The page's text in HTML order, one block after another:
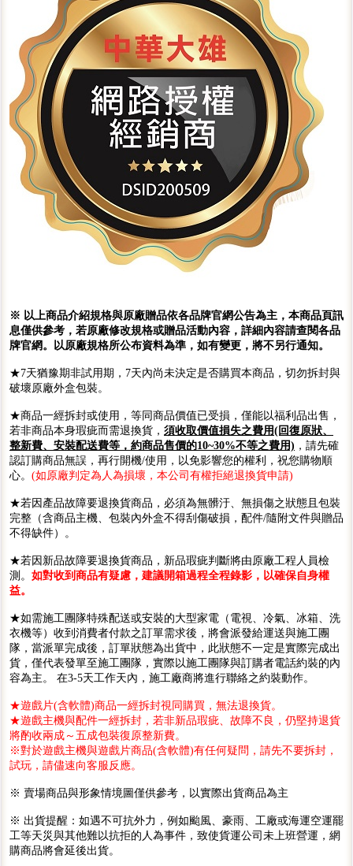
※ 以上商品介紹規格與原廠贈品依各品牌官網公告為主，本商品頁訊
息僅供參考，若原廠修改規格或贈品活動內容，詳細內容請查閱各品
牌官網。以原廠規格所公布資料為準，如有變更，將不另行通知。
★7天猶豫期非試用期，7天內尚未決定是否購買本商品，切勿拆封與
破壞原廠外盒包裝。
★商品一經拆封或使用，等同商品價值已受損，僅能以福利品出售，
若非商品本身瑕疵而需退換貨， 須收取價值損失之費用(回復原狀、
整新費、安裝配送費等，約商品售價的10~30%不等之費用) ，請先確
認訂購商品無誤，再行開機/使用，以免影響您的權利，祝您購物順
心。 (如原廠判定為人為損壞，本公司有權拒絕退換貨申請)
★若因產品故障要退換貨商品，必須為無髒汙、無損傷之狀態且包裝
完整（含商品主機、包裝內外盒不得刮傷破損，配件/隨附文件與贈品
不得缺件）。
★若因新品故障要退換貨商品，新品瑕疵判斷將由原廠工程人員檢
測。 如對收到商品有疑慮，建議開箱過程全程錄影，以確保自身權
益。
★如需施工團隊特殊配送或安裝的大型家電（電視、冷氣、冰箱、洗
衣機等）收到消費者付款之訂單需求後，將會派發給運送與施工團
隊，當派單完成後，訂單狀態為出貨中，此狀態不一定是實際完成出
貨，僅代表發單至施工團隊，實際以施工團隊與訂購者電話約裝的內
容為主。 在3-5天工作天內，施工廠商將進行聯絡之約裝動作。
★遊戲片(含軟體)商品一經拆封視同購買，無法退換貨。
★遊戲主機與配件一經拆封，若非新品瑕疵、故障不良，仍堅持退貨
將酌收兩成～五成包裝復原整新費。
※對於遊戲主機與遊戲片商品(含軟體)有任何疑問，請先不要拆封，
試玩，請儘速向客服反應。
※ 賣場商品與形象情境圖僅供參考，以實際出貨商品為主
※ 出貨提醒：如遇不可抗外力，例如颱風、豪雨、工廠或海運空運罷
工等天災與其他難以抗拒的人為事件，致使貨運公司未上班營運，網
購商品將會延後出貨。